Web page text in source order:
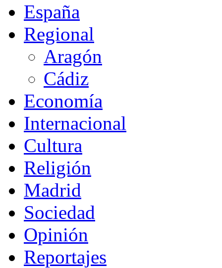
España
Regional
Aragón
Cádiz
Economía
Internacional
Cultura
Religión
Madrid
Sociedad
Opinión
Reportajes